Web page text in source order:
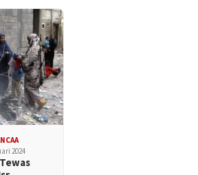
2024